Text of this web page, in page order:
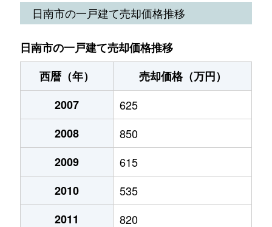
園田
650万円 油津
中央通
400万円 日南
徒歩1分
中央通
3,000万円 日南
徒歩6分
南郷町中村
南郷町中村
280万円
南郷町東町
150万円
日南市の一戸建て売却価格推移
日南市の一戸建て売却価格推移
西暦（年）
売却価格（万円）
2007
625
2008
850
2009
615
2010
535
2011
820